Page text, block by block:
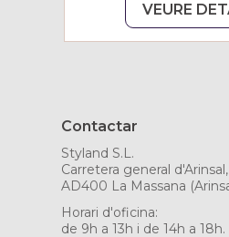
VEURE
Contactar
Styland S.L.
Carretera general
AD400 La Massana
Horari d'oficina:
de 9h a 13h i de 14h a 18h.